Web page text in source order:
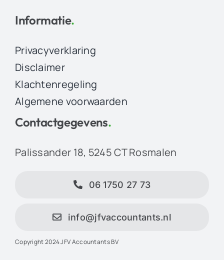
Informatie.
Privacyverklaring
Disclaimer
Klachtenregeling
Algemene voorwaarden
Contactgegevens.
Palissander 18, 5245 CT Rosmalen
06 1750 27 73
info@jfvaccountants.nl
Copyright 2024 JFV Accountants BV